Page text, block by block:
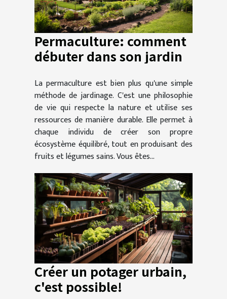
Permaculture: comment
débuter dans son jardin
La permaculture est bien plus qu'une simple
méthode de jardinage. C'est une philosophie
de vie qui respecte la nature et utilise ses
ressources de manière durable. Elle permet à
chaque individu de créer son propre
écosystème équilibré, tout en produisant des
fruits et légumes sains. Vous êtes...
Créer un potager urbain,
c'est possible!